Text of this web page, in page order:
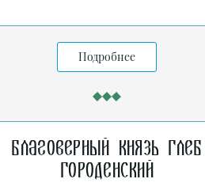
Подробнее
Благоверный князь Глеб
Городенский